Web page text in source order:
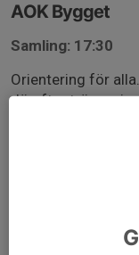
AOK Bygget
Samling: 17:30
Orientering för
därefter tränar vi